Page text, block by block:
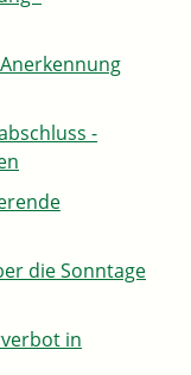
-
die Sonntage
in